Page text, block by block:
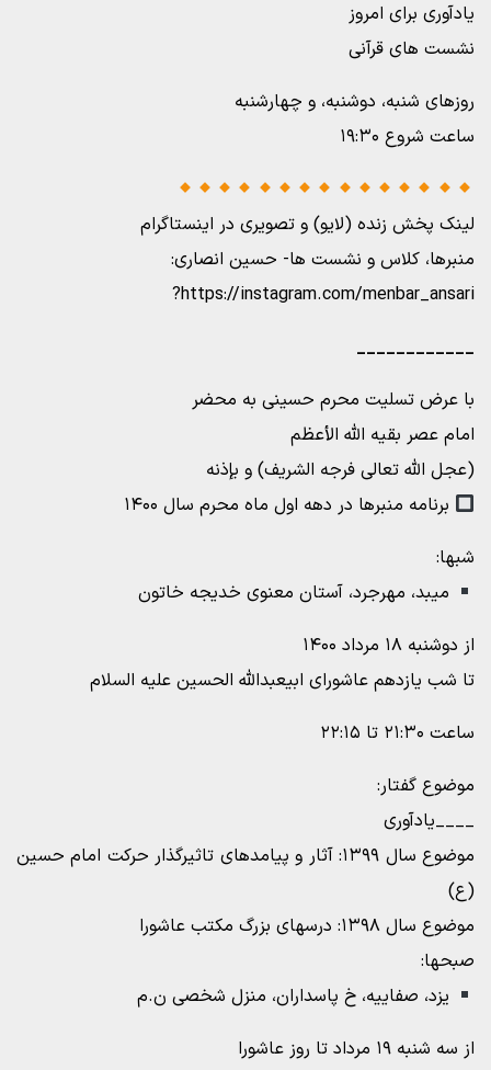
یادآوری برای امروز
نشست های قرآنی
روزهای شنبه، دوشنبه، و چهارشنبه
ساعت شروع ۱۹:۳۰
لینک پخش زنده (لایو) و تصویری در اینستاگرام
منبرها، کلاس و نشست ها- حسین انصاری:
https://instagram.com/menbar_ansari?
____________
با عرض تسلیت محرم حسینی به محضر
امام عصر بقیه الله الأعظم
(عجل الله تعالی فرجه الشریف) و بإذنه
برنامه منبرها در دهه اول ماه محرم سال ۱۴۰۰
شبها:
میبد، مهرجرد، آستان معنوی خدیجه خاتون
از دوشنبه ۱۸ مرداد ۱۴۰۰
تا شب یازدهم عاشورای ابیعبدالله الحسین علیه السلام
ساعت ۲۱:۳۰ تا ۲۲:۱۵
موضوع گفتار:
____یادآوری
موضوع سال ۱۳۹۹: آثار و پیامدهای تاثیرگذار حرکت امام حسین
(ع)
موضوع سال ۱۳۹۸: درسهای بزرگ مکتب عاشورا
صبحها:
یزد، صفاییه، خ پاسداران، منزل شخصی ن.م
از سه شنبه ۱۹ مرداد تا روز عاشورا